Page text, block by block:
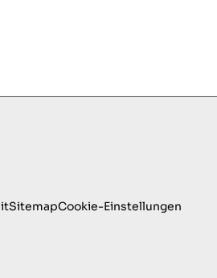
SitemapCookie-Einstellungen